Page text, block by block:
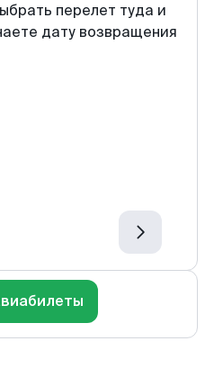
перелет туда и
дату возвращения